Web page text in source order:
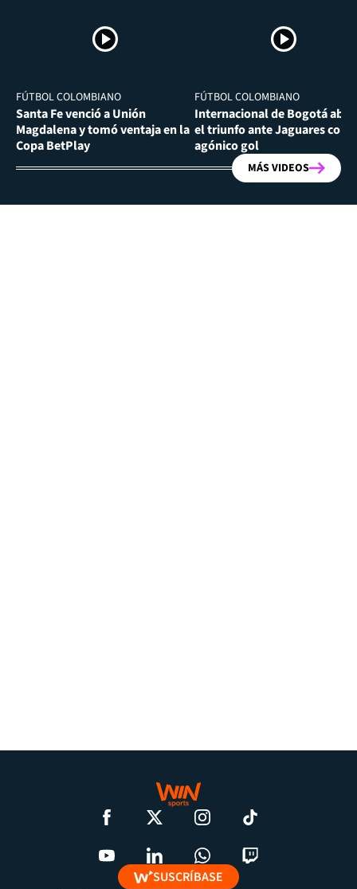
FÚTBOL COLOMBIANO
Santa Fe venció a Unión
Magdalena y tomó ventaja en la
Copa BetPlay
FÚTBOL COLOMBIANO
Internacional de Bogotá
el triunfo ante Jaguares con
agónico gol
MÁS VIDEOS
SUSCRÍBASE